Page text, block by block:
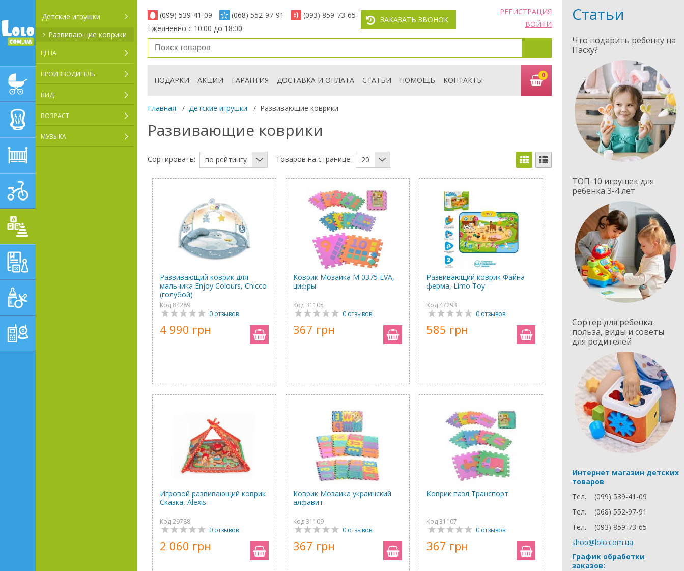
ДЕТСКИЕ КОЛЯСКИ
АВТОКРЕСЛА
Детские игрушки
Развивающие коврики
ЦЕНА
ПРОИЗВОДИТЕЛЬ
ВИД
ВОЗРАСТ
МУЗЫКА
(099) 539-41-09 (068) 552-97-91
(093) 859-73-65
Ежедневно с 10:00 до 18:00
ЗАКАЗАТЬ ЗВОНОК
РЕГИСТРАЦИЯ
ВОЙТИ
ПОДАРКИ АКЦИИ ГАРАНТИЯ ДОСТАВКА И ОПЛАТА СТАТЬИ ПОМОЩЬ КОНТАКТЫ
0
Главная / Детские игрушки / Развивающие коврики
Развивающие коврики
Сортировать: по рейтингу Товаров на странице: 20
Развивающий коврик для
мальчика Enjoy Colours, Chicco
(голубой)
Код 84289
0 отзывов
4 990 грн
Коврик Мозаика M 0375 EVA,
цифры
Код 31105
0 отзывов
367 грн
Развивающий коврик Файна
ферма, Limo Toy
Код 47293
0 отзывов
585 грн
Игровой развивающий коврик
Сказка, Alexis
Код 29788
0 отзывов
2 060 грн
Коврик Мозаика украинский
алфавит
Код 31109
0 отзывов
367 грн
Коврик пазл Транспорт
Код 31107
0 отзывов
367 грн
Статьи
Что подарить ребенку на
Пасху?
ТОП-10 игрушек для
ребенка 3-4 лет
Сортер для ребенка:
польза, виды и советы
для родителей
Интернет магазин детских
товаров
Тел.
(099) 539-41-09
Тел.
(068) 552-97-91
Тел.
(093) 859-73-65
shop@lolo.com.ua
График обработки
заказов: